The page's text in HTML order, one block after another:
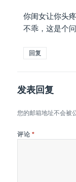
你闺女让你头
不乖，这是个问
回复
发表回复
您的邮箱地址不会被
评论 *